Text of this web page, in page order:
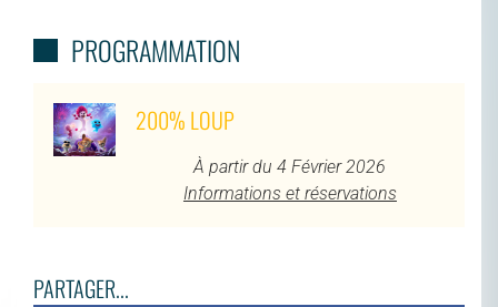
PROGRAMMATION
200% LOUP
À partir du 4 Février 2026
Informations et réservations
PARTAGER...